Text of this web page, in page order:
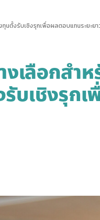
นตั้งรับเชิงรุกเพื่อผลตอบแทนระยะยา
เลือกสำห
บเชิงรุกเ